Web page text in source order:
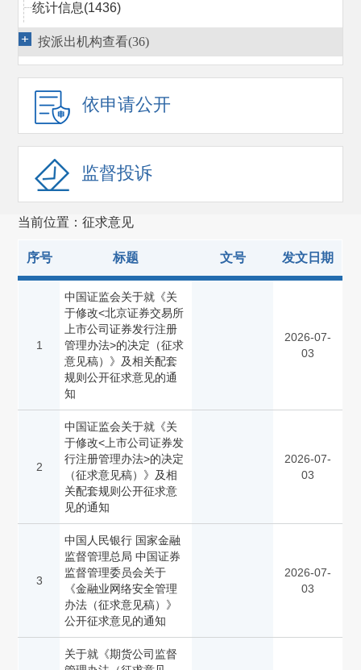
统计信息(1436)
行政处罚决定(2027)
行政执法当事人承诺(14)
行政复议(1540)
监管措施(814)
发审会公告(4994)
重组委公告 (1831)
规划报告(1)
非行政许可事项(114)
其他(1124)
征求意见(378)
全国人大建议和政协提案复文 (301)
招标公告(2)
其他(437)
备案管理(655)
按派出机构查看(36)
依申请公开
监督投诉
当前位置：征求意见
序号 标题 文号 发文日期
1
中国证监会关于就《关
于修改<北京证券交易所
上市公司证券发行注册
管理办法>的决定（征求
意见稿）》及相关配套
规则公开征求意见的通
知
2026-07-
03
2
中国证监会关于就《关
于修改<上市公司证券发
行注册管理办法>的决定
（征求意见稿）》及相
关配套规则公开征求意
见的通知
2026-07-
03
3
中国人民银行 国家金融
监督管理总局 中国证券
监督管理委员会关于
《金融业网络安全管理
办法（征求意见稿）》
公开征求意见的通知
2026-07-
03
关于就《期货公司监督